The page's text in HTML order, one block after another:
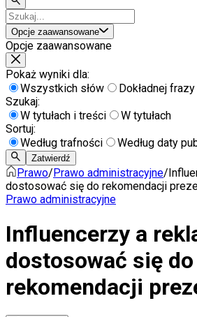
Opcje zaawansowane
Opcje zaawansowane
Pokaż wyniki dla:
Wszystkich słów
Dokładnej frazy
Szukaj:
W tytułach i treści
W tytułach
Sortuj:
Według trafności
Według daty
Zatwierdź
Prawo/Prawo administracyjne/
dostosować się do rekomendacji
Prawo administracyjne
Influencerzy a
dostosować się do
rekomendacji